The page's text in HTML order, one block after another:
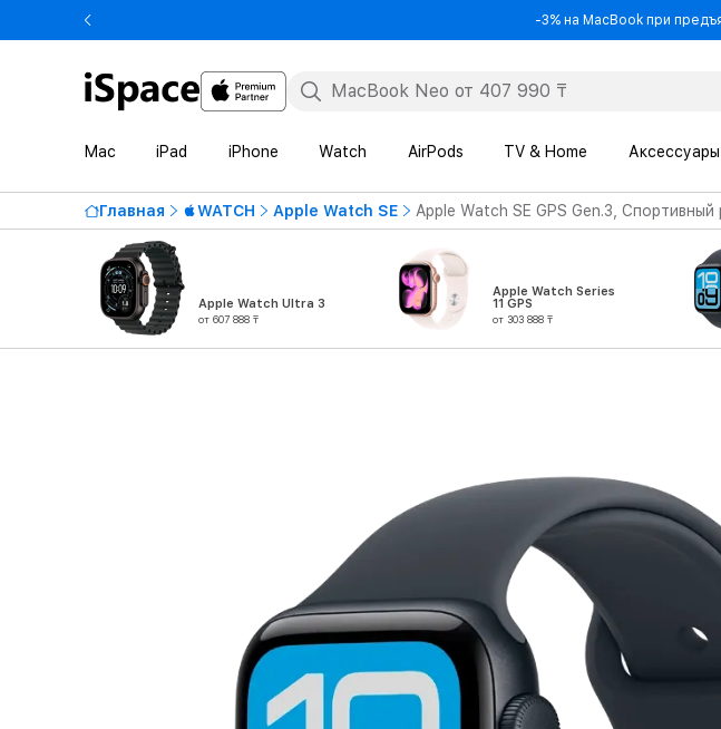
-3% на MacBook при
Mac iPad iPhone Watch AirPods TV & Home Аксессуары
Главная WATCH Apple Watch SE Apple Watch SE GPS Gen.3,
Apple Watch Ultra 3
от 607 888 ₸
Apple Watch Series
11 GPS
от 303 888 ₸